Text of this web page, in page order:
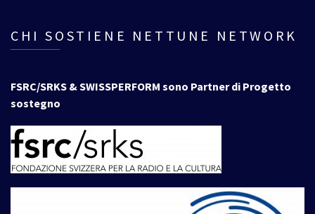
CHI SOSTIENE NETTUNE NETWORK
FSRC/SRKS & SWISSPERFORM sono Partner di Progetto
sostegno